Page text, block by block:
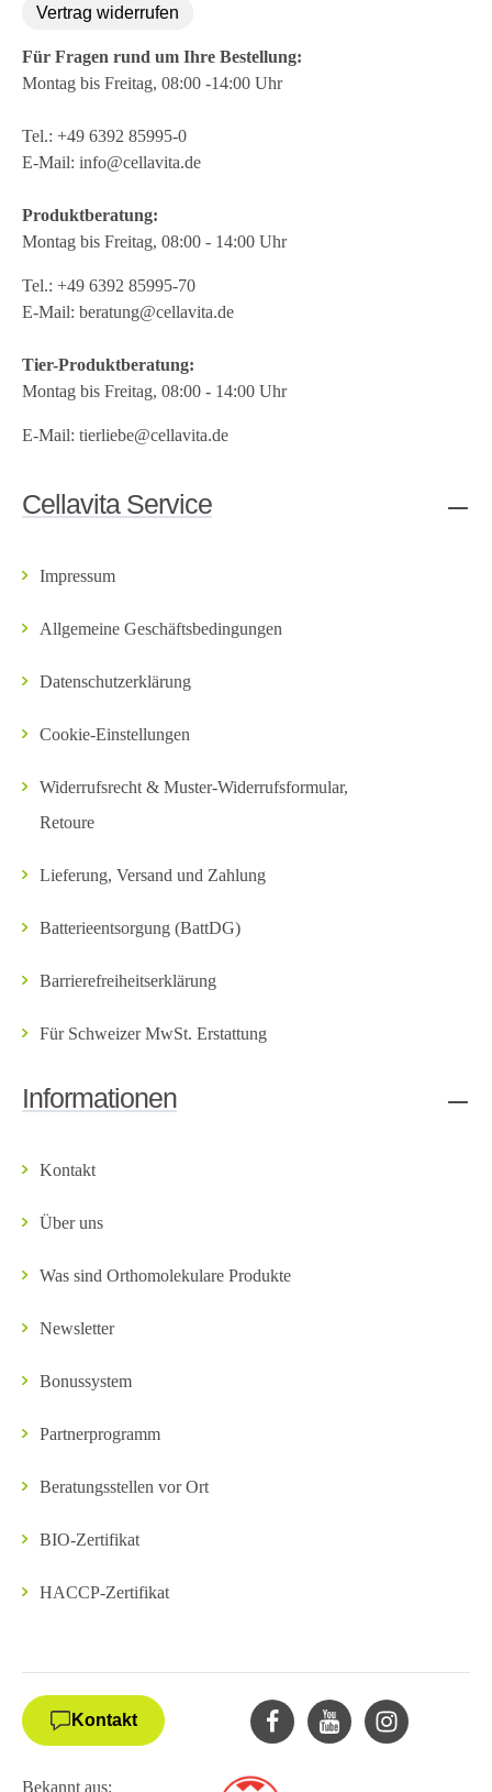
Vertrag widerrufen
Für Fragen rund um Ihre Bestellung:
Montag bis Freitag, 08:00 -14:00 Uhr
Tel.: +49 6392 85995-0
E-Mail: info@cellavita.de
Produktberatung:
Montag bis Freitag, 08:00 - 14:00 Uhr
Tel.: +49 6392 85995-70
E-Mail: beratung@cellavita.de
Tier-Produktberatung:
Montag bis Freitag, 08:00 - 14:00 Uhr
E-Mail: tierliebe@cellavita.de
Cellavita Service
Impressum
Allgemeine Geschäftsbedingungen
Datenschutzerklärung
Cookie-Einstellungen
Widerrufsrecht & Muster-Widerrufsformular,
Retoure
Lieferung, Versand und Zahlung
Batterieentsorgung (BattDG)
Barrierefreiheitserklärung
Für Schweizer MwSt. Erstattung
Informationen
Kontakt
Über uns
Was sind Orthomolekulare Produkte
Newsletter
Bonussystem
Partnerprogramm
Beratungsstellen vor Ort
BIO-Zertifikat
HACCP-Zertifikat
Kontakt
Bekannt aus: